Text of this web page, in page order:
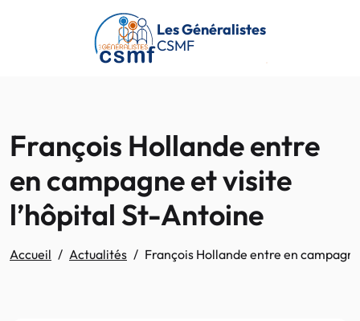
Passer au contenu principal
Les Généralistes
CSMF
François Hollande entre
en campagne et visite
l’hôpital St-Antoine
Accueil Actualités François Hollande entre en